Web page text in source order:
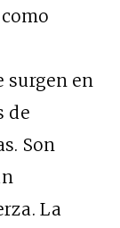
surgen en
de
Son
La